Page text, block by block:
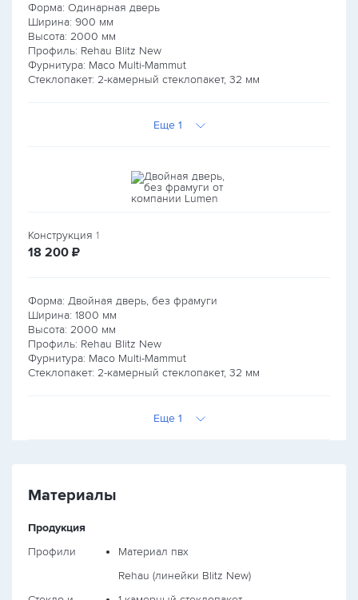
Форма: Одинарная дверь
Ширина: 900 мм
Высота: 2000 мм
Профиль: Rehau Blitz New
Фурнитура: Maco Multi-Mammut
Стеклопакет: 2-камерный стеклопакет, 32 мм
Еще 1
Конструкция 1
18 200 руб.
₽
Форма: Двойная дверь, без фрамуги
Ширина: 1800 мм
Высота: 2000 мм
Профиль: Rehau Blitz New
Фурнитура: Maco Multi-Mammut
Стеклопакет: 2-камерный стеклопакет, 32 мм
Еще 1
Материалы
Продукция
Профили
Материал пвх
Rehau (линейки Blitz New)